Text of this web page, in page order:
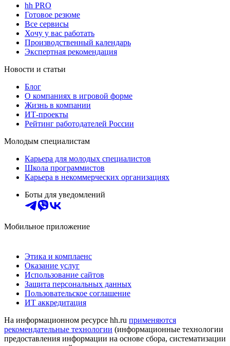
hh PRO
Готовое резюме
Все сервисы
Хочу у вас работать
Производственный календарь
Экспертная рекомендация
Новости и статьи
Блог
О компаниях в игровой форме
Жизнь в компании
ИТ-проекты
Рейтинг работодателей России
Молодым специалистам
Карьера для молодых специалистов
Школа программистов
Карьера в некоммерческих организациях
Боты для уведомлений
Мобильное приложение
Этика и комплаенс
Оказание услуг
Использование сайтов
Защита персональных данных
Пользовательское соглашение
ИТ аккредитация
На информационном ресурсе hh.ru применяются
рекомендательные технологии (информационные технологии
предоставления информации на основе сбора, систематизации